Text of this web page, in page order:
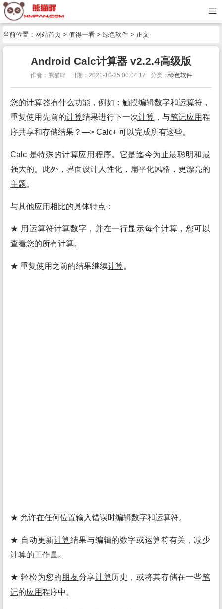
当前位置： 网站首页 > 值得一看 > 绿色软件 > 正文
Android Calc计算器 v2.2.4高级版
作者：熊猫畔 日期：2021-10-25 00:04:17 分类： 绿色软件
您的计算器有什么功能 ，例如：触摸编辑数字和运算符，
重复使用先前的计算结果进行下一次计算 ，与笔记应用程
序共享和存储结果？—> Calc+ 可以完成所有这些。
Calc 是特殊的计算应用 程序。它是迄今为止最聪明和最
强大的。此外，界面设计人性化，扁平化风格，更漂亮的
主题。
与其他应用相比的具体特点 ：
★ 用运算符计算数字，并在一行显示每个计算 ，您可以
查看您的所有计算。
★ 重复使用之前的结果继续计算。
★ 允许在任何位置输入错误时编辑数字和运算符。
★ 自动更新计算结果与编辑的数字或运算符有关，减少
计算的工作量。
★ 轻松为您的朋友分享计算历史，或将其存储在一些笔
记的应用程序中。